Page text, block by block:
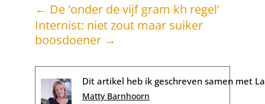
← De 'onder de vijf gram kh regel'
Internist: niet zout maar suiker
boosdoener →
Dit artikel heb ik geschreven samen met
Matty Barnhoorn